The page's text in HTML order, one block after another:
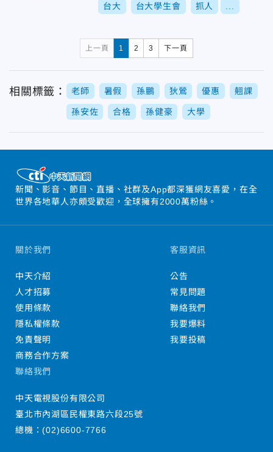
台大 台大學生會 抓人
上一頁 1 2 3 下一頁
相關標籤： 老師 暑假 孫鵬 狄鶯 優惠 翹課
孫安佐 合格 孫健豪 大學
新聞、影音、節目、直播、社群及App都深獲網友喜愛，在全
世界各地華人亦頗受歡迎，全球擁有2000萬粉絲。
關於我們
中天介紹
人才招募
使用條款
隱私權條款
免責聲明
商務合作方案
客服資訊
公告
常見問題
聯絡我們
我要爆料
我要投稿
聯絡我們
中天電視股份有限公司
臺北市內湖區民權東路六段25號
總機：(02)6600-7766